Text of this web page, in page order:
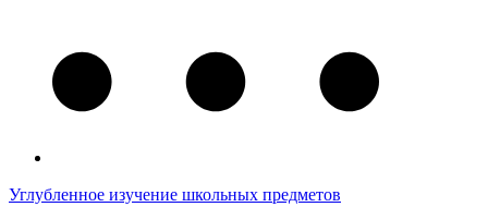
Углубленное изучение школьных предметов